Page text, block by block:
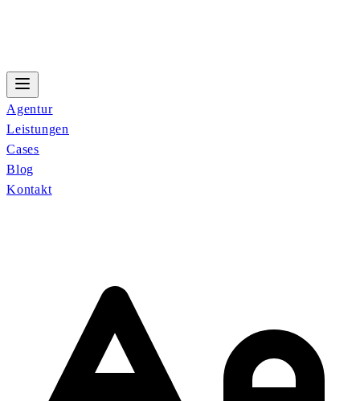
Agentur
Leistungen
Cases
Blog
Kontakt